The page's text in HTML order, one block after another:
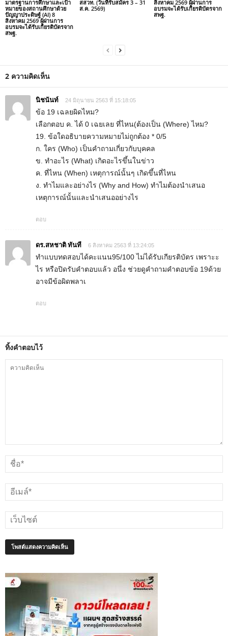
มาตรฐานการศึกษาและเป้า
หมายของสถานศึกษาด้วย
ปัญญาประดิษฐ์ (AI) 8
สิงหาคม 2569 ผู้ผ่านการ
อบรมจะได้รับเกียรติบัตรจาก
สพฐ.
สสวท. (วันที่รับสมัคร 3 – 31
ส.ค. 2569)
สิงหาคม 2569 ผู้ผ่านการ
อบรมจะได้รับเกียรติบัตรจาก
สพฐ.
2 ความคิดเห็น
นิชนันท์ 24 มิถุนายน 2563 ที่ 15:18:05
ข้อ 19 เฉลยผิดไหม?
เลือกตอบ ค. ได้ 0 เฉยเลย ที่ไหน(ต้องเป็น (Where) ไหม?
19. ข้อใดอธิบายความหมายไม่ถูกต้อง * 0/5
ก. ใคร (Who) เป็นคำถามเกี่ยวกับบุคคล
ข. ทำอะไร (What) เกิดอะไรขึ้นในข่าว
ค. ที่ไหน (When) เหตุการณ์นั้นๆ เกิดขึ้นที่ไหน
ง. ทำไมและอย่างไร (Why and How) ทำไมต้องนำเสนอ
เหตุการณ์นั้นและนำเสนออย่างไร
ตอบ
ดร.สหชาติ ทันที 6 สิงหาคม 2563 ที่ 13:24:05
ทำแบบทดสอบได้คะแนน95/100 ไม่ได้รับเกียรติบัตร เพราะะ
ไร หรือปิดรับคำตอบแล้ว อนึ่ง ช่วยดูคำถามคำตอบข้อ 19ด้วย
อาจมีข้อผิดพลาเ
ตอบ
ทิ้งคำตอบไว้